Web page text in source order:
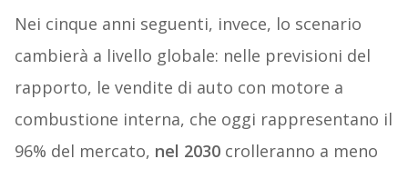
Nei cinque anni seguenti, invece, lo scenario
cambierà a livello globale: nelle previsioni del
rapporto, le vendite di auto con motore a
combustione interna, che oggi rappresentano il
96% del mercato, nel 2030crolleranno a meno